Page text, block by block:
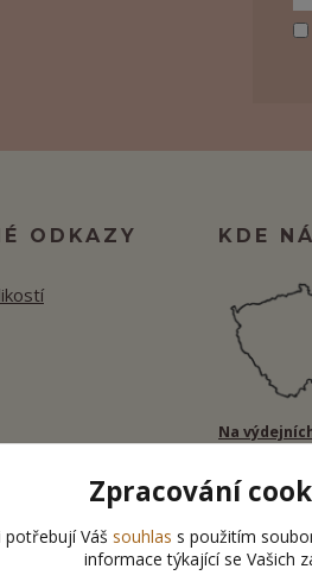
ODKAZY KDE
Na
Zpracování
Váš souhlas s použitím
informace týkající se Vašich